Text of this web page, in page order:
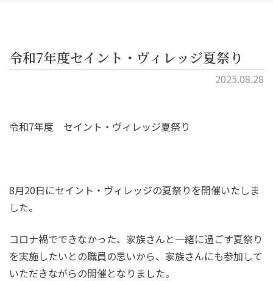
令和7年度セイント・ヴィレッジ夏祭り
2025.08.28
令和7年度 セイント・ヴィレッジ夏祭り
8月20日にセイント・ヴィレッジの夏祭りを開催いたしま
した。
コロナ禍でできなかった、家族さんと一緒に過ごす夏祭り
を実施したいとの職員の思いから、家族さんにも参加して
いただきながらの開催となりました。